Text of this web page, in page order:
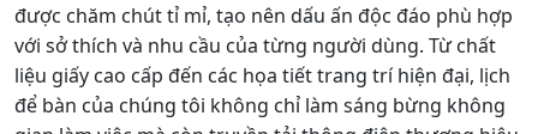
được chăm chút tỉ mỉ, tạo nên dấu ấn độc đáo phù hợp
với sở thích và nhu cầu của từng người dùng. Từ chất
liệu giấy cao cấp đến các họa tiết trang trí hiện đại, lịch
để bàn của chúng tôi không chỉ làm sáng bừng không